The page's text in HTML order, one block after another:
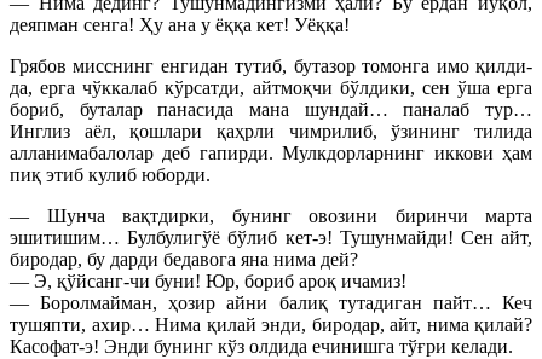
деяпман сенга! Ҳу ана у ёққа кет! Уёққа!
Грябов мисснинг енгидан тутиб, бутазор томонга имо қилди-
да, ерга чўккалаб кўрсатди, айтмоқчи бўлдики, сен ўша ерга
бориб, буталар панасида мана шундай… паналаб тур…
Инглиз аёл, қошлари қаҳрли чимрилиб, ўзининг тилида
алланимабалолар деб гапирди. Мулкдорларнинг иккови ҳам
пиқ этиб кулиб юборди.
— Шунча вақтдирки, бунинг овозини биринчи марта
эшитишим… Булбулигўё бўлиб кет-э! Тушунмайди! Сен айт,
биродар, бу дарди бедавога яна нима дей?
— Э, қўйсанг-чи буни! Юр, бориб ароқ ичамиз!
— Боролмайман, ҳозир айни балиқ тутадиган пайт… Кеч
тушяпти, ахир… Нима қилай энди, биродар, айт, нима қилай?
Касофат-э! Энди бунинг кўз олдида ечинишга тўғри келади.